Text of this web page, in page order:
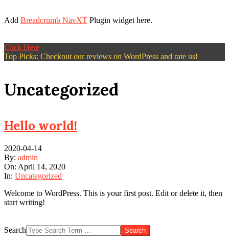
Add Breadcrumb NavXT Plugin widget here.
Click Here
Top Picks: Checkout our reviews on WordPress and rate us!
Uncategorized
Hello world!
2020-04-14
By: admin
On: April 14, 2020
In: Uncategorized
Welcome to WordPress. This is your first post. Edit or delete it, then
start writing!
Search